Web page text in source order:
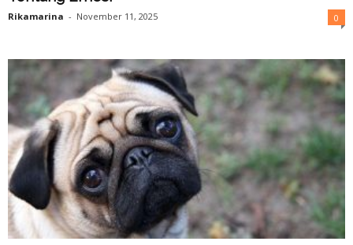
Rikamarina - November 11, 2025 0